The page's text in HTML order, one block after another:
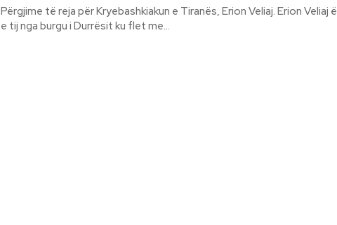
Përgjime të reja për Kryebashkiakun e Tiranës, Erion Veliaj. Erion Veliaj
e tij nga burgu i Durrësit ku flet me...